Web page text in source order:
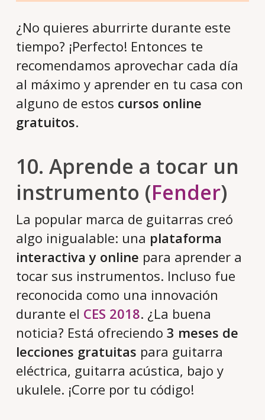
¿No quieres aburrirte durante este
tiempo? ¡Perfecto! Entonces te
recomendamos aprovechar cada día
al máximo y aprender en tu casa con
alguno de estos cursos online
gratuitos.
10. Aprende a tocar un
instrumento (Fender)
La popular marca de guitarras creó
algo inigualable: una plataforma
interactiva y online para aprender a
tocar sus instrumentos. Incluso fue
reconocida como una innovación
durante el CES 2018. ¿La buena
noticia? Está ofreciendo 3 meses de
lecciones gratuitas para guitarra
eléctrica, guitarra acústica, bajo y
ukulele. ¡Corre por tu código!